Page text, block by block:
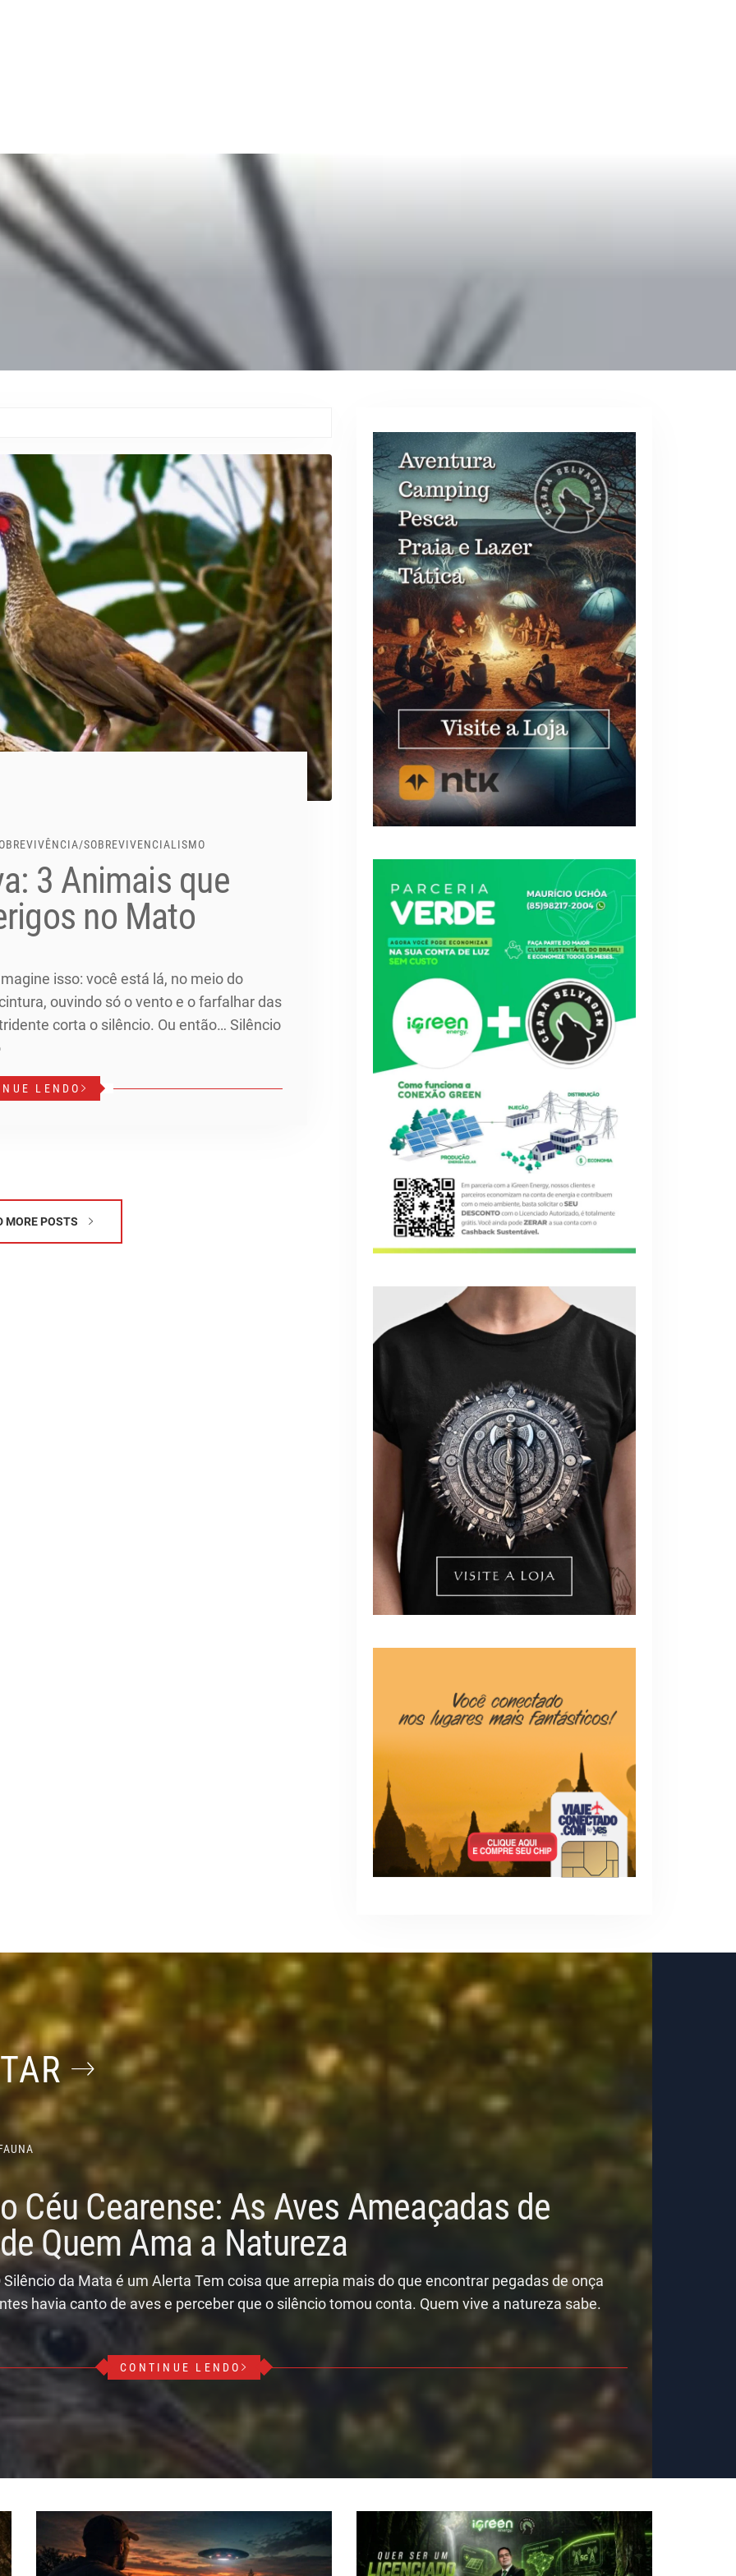
/SOBREVIVENCIALISMO
3 Animais que
no Mato
isso: você está lá, no meio do
ouvindo só o vento e o farfalhar das
corta o silêncio. Ou então… Silêncio
LENDO
MORE POSTS
Céu Cearense: As Aves Ameaçadas de
Quem Ama a Natureza
da Mata é um Alerta Tem coisa que arrepia mais do que encontrar pegadas de onça
havia canto de aves e perceber que o silêncio tomou conta. Quem vive a natureza sabe.
CONTINUE LENDO